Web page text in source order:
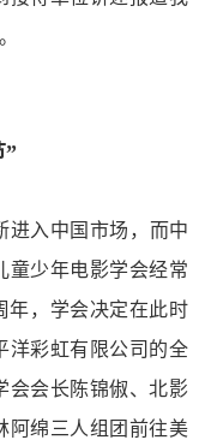
”
进入中国市场，而中
童少年电影学会经常
年，学会决定在此时
洋彩虹有限公司的全
会会长陈锦俶、北影
阿绵三人组团前往美